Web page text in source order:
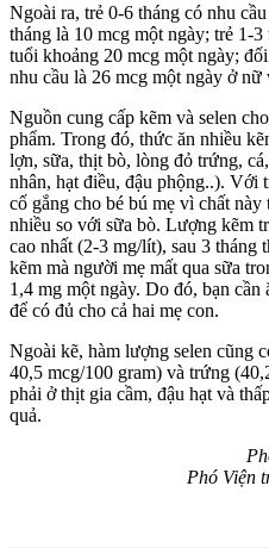
Ngoài ra, trẻ 0-6 tháng có nhu
tháng là 10 mcg một ngày; trẻ 1-
tuổi khoảng 20 mcg một ngày;
nhu cầu là 26 mcg một ngày ở nữ
Nguồn cung cấp kẽm và selen
phẩm. Trong đó, thức ăn nhiều
lợn, sữa, thịt bò, lòng đỏ trứng,
nhân, hạt điều, đậu phộng..). Với
cố gắng cho bé bú mẹ vì chất này
nhiều so với sữa bò. Lượng kẽm
cao nhất (2-3 mg/lít), sau 3
kẽm mà người mẹ mất qua sữa
1,4 mg một ngày. Do đó, bạn
để có đủ cho cả hai mẹ con.
Ngoài kẽ, hàm lượng selen cũng
40,5 mcg/100 gram) và trứng
phải ở thịt gia cầm, đậu hạt và
quả.
Phó Viện